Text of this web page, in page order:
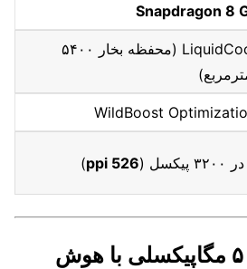
Snapdragon 8
LiquidCool 4.0 (محفظه بخار ۵۴۰۰
WildBoost
526 ppi
)
سیستم دوربین ۵۰ مگاپیکسلی با هوش